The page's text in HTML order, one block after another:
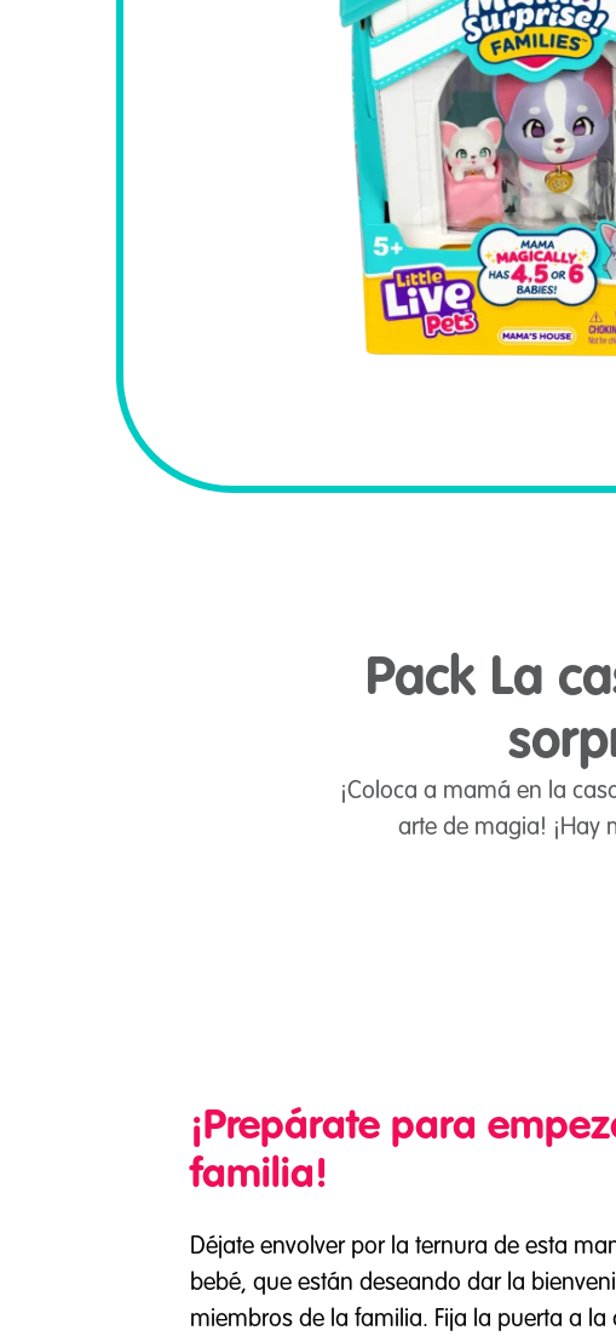
Pack La
¡Coloca a mamá en la
arte de magia! ¡Hay
¡Prepárate para
familia!
Déjate envolver por la ternura de esta
bebé, que están deseando dar la
miembros de la familia. Fija la puerta a la